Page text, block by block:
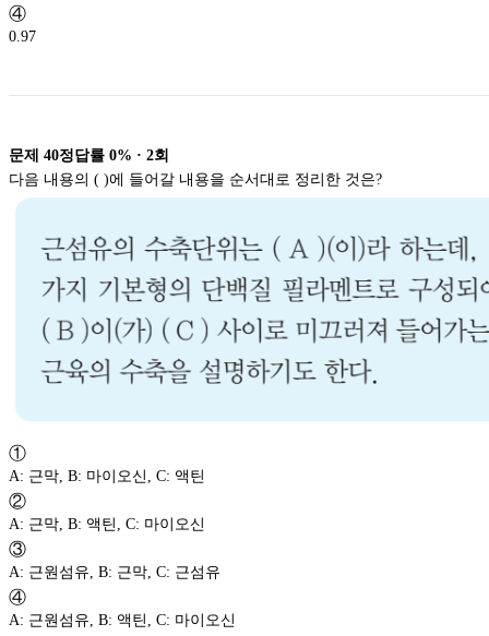
④
0.97
문제 40정답률 0% · 2회
다음 내용의 ( )에 들어갈 내용을 순서대로 정리한 것은?
①
A: 근막, B: 마이오신, C: 액틴
②
A: 근막, B: 액틴, C: 마이오신
③
A: 근원섬유, B: 근막, C: 근섬유
④
A: 근원섬유, B: 액틴, C: 마이오신